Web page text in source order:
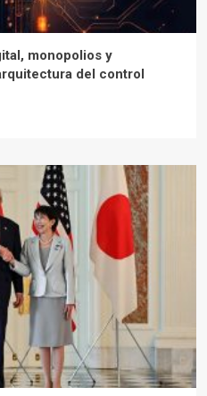
monopolios y
del control